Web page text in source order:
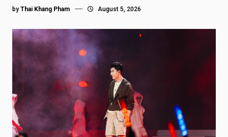
by Thai Khang Pham August 5, 2026